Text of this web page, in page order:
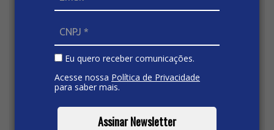
Eu quero receber comunicações.
Acesse nossa Política de Privacidade
para saber mais.
Assinar Newsletter